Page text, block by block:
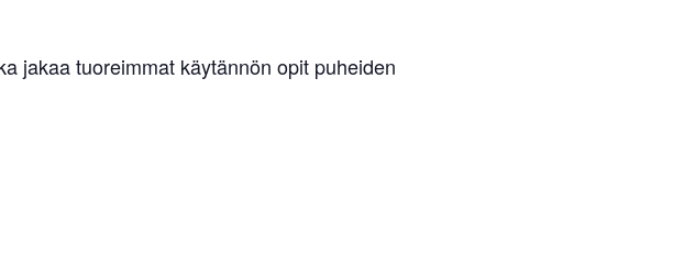
jakaa tuoreimmat käytännön opit puheiden